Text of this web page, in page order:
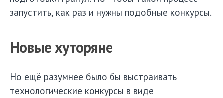
запустить, как раз и нужны подобные конкурсы.
Новые хуторяне
Но ещё разумнее было бы выстраивать
технологические конкурсы в виде